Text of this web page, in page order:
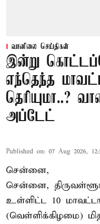
வானிலை செய்திகள்
இன்று
எந்தெந்த
தெரியுமா..?
அப்டேட்
Published on: 07 Aug 2026,
சென்னை,
சென்னை,
உள்ளிட்ட 10
(வெள்ளிக்கிழமை)